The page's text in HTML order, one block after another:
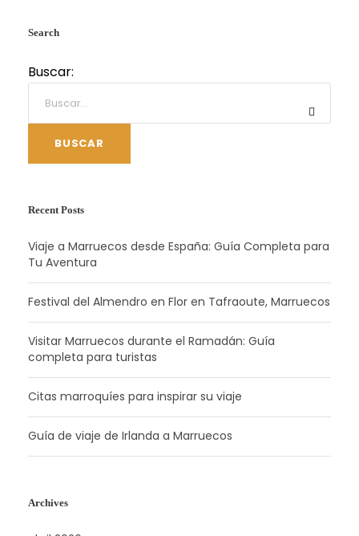
Search
Buscar:
BUSCAR
Recent Posts
Viaje a Marruecos desde España: Guía Completa para
Tu Aventura
Festival del Almendro en Flor en Tafraoute, Marruecos
Visitar Marruecos durante el Ramadán: Guía
completa para turistas
Citas marroquíes para inspirar su viaje
Guía de viaje de Irlanda a Marruecos
Archives